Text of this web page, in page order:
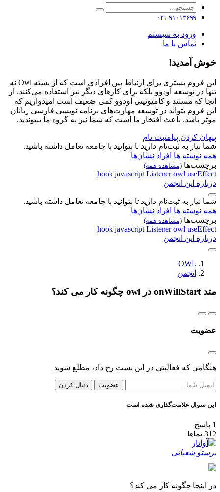
۰۲۱-۹۱۰۱۳۶۹۹
ورود به سیستم
تماس با ما
خوش آمدید!
این فروم بستری برای ارتباط بین افرادی است که از بسته Owl نه
تنها در توسعه اودوو بلکه برای کارهای دیگر نیز استفاده می‌کنند. از
انجا که مستند و کامیونیتی اودوو کمی ضعیف است امیدواریم که
این فروم بتواند در توسعه مهارت‌های برنامه نویسی فارسی زبانان
موثر باشد. باعث افتخار ما است که شما نیز به گروه ما بپیوندید.
پنهان کردن پیامثبت نام
شما نیاز به ثبت‌نام دارید تا بتوانید با جامعه تعامل داشته باشید.
همه نوشته ها افراد نشان‌ها
برچسب‌ها (مشاهده همه)
hook javascript Listenerowl useEffect
درباره این انجمن
شما نیاز به ثبت‌نام دارید تا بتوانید با جامعه تعامل داشته باشید.
همه نوشته ها افراد نشان‌ها
برچسب‌ها (مشاهده همه)
hook javascript Listenerowl useEffect
درباره این انجمن
OWL
انجمن
متد onWillStart در owl چگونه کار می کند؟
عضویت
هنگامی که فعالیتی در این پست رخ داد، مطلع شوید
عضویت دنبال کردن
این سوال علامت‌گذاری شده است
1 پاسخ
312 نماها
پرستو شعبانی
در اینجا چگونه کار می کند؟